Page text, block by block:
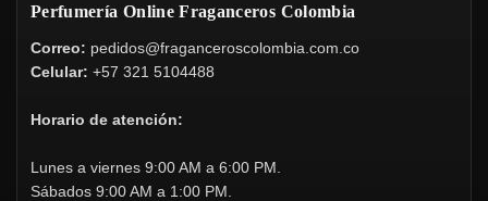
Perfumería Online Fraganceros Colombia
Correo: pedidos@fraganceroscolombia.com.co
Celular: +57 321 5104488
Horario de atención:
Lunes a viernes 9:00 AM a 6:00 PM.
Sábados 9:00 AM a 1:00 PM.